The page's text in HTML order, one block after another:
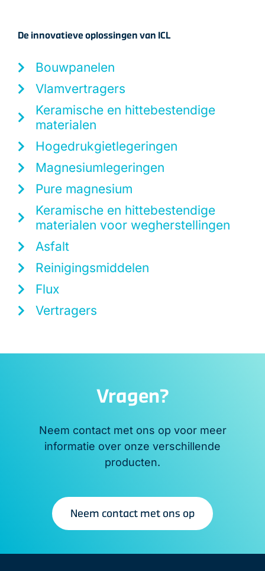
De innovatieve oplossingen van ICL
Bouwpanelen
Vlamvertragers
Keramische en hittebestendige
materialen
Hogedrukgietlegeringen
Magnesiumlegeringen
Pure magnesium
Keramische en hittebestendige
materialen voor wegherstellingen
Asfalt
Reinigingsmiddelen
Flux
Vertragers
Vragen?
Neem contact met ons op voor meer
informatie over onze verschillende
producten.
Neem contact met ons op